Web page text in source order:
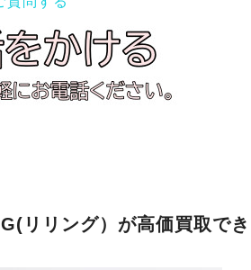
リリング）が高価買取で